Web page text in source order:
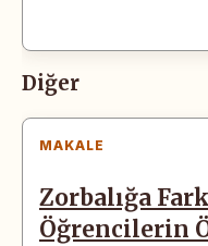
Diğer
MAKALE
Zorbalığa
Öğrencilerin